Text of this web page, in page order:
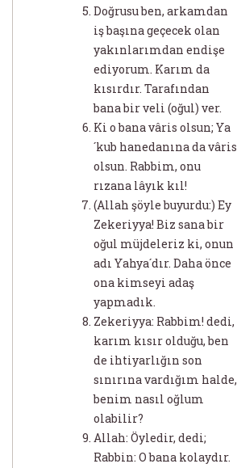
Doğrusu ben, arkamdan
iş başına geçecek olan
yakınlarımdan endişe
ediyorum. Karım da
kısırdır. Tarafından
bana bir veli (oğul) ver.
Ki o bana vâris olsun; Ya
´kub hanedanına da vâris
olsun. Rabbim, onu
rızana lâyık kıl!
(Allah şöyle buyurdu:) Ey
Zekeriyya! Biz sana bir
oğul müjdeleriz ki, onun
adı Yahya´dır. Daha önce
ona kimseyi adaş
yapmadık.
Zekeriyya: Rabbim! dedi,
karım kısır olduğu, ben
de ihtiyarlığın son
sınırına vardığım halde,
benim nasıl oğlum
olabilir?
Allah: Öyledir, dedi;
Rabbin: O bana kolaydır.